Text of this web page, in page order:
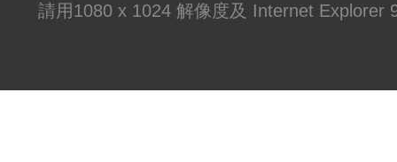
請用1080 x 1024 解像度及 Internet Explorer